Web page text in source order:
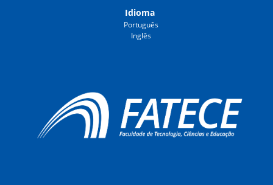
Idioma
Português
Inglês